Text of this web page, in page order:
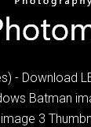
- Download
Batman
3